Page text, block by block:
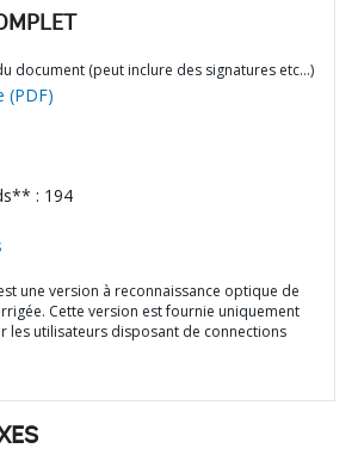
document (peut inclure des signatures etc…)
(PDF)
: 194
une version à reconnaissance optique de
Cette version est fournie uniquement
les utilisateurs disposant de connections